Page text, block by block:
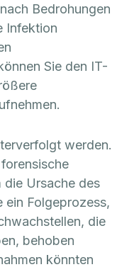
Bedrohungen
Infektion
Sie den IT-
werden.
die Ursache des
ein Folgeprozess,
die
behoben
könnten